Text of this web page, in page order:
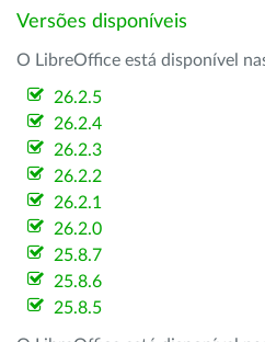
Versões disponíveis
O LibreOffice está disponível
26.2.5
26.2.4
26.2.3
26.2.2
26.2.1
26.2.0
25.8.7
25.8.6
25.8.5